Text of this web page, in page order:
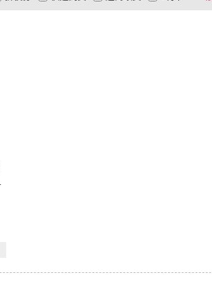
有影片
商品有量 電視購物